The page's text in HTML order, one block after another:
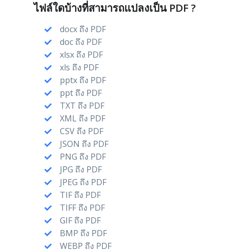
ไฟล์ใดบ้างที่สามารถแปลงเป็น PDF ?
docx ถึง PDF
doc ถึง PDF
xlsx ถึง PDF
xls ถึง PDF
pptx ถึง PDF
ppt ถึง PDF
TXT ถึง PDF
XML ถึง PDF
CSV ถึง PDF
JSON ถึง PDF
PNG ถึง PDF
JPG ถึง PDF
JPEG ถึง PDF
TIF ถึง PDF
TIFF ถึง PDF
GIF ถึง PDF
BMP ถึง PDF
WEBP ถึง PDF